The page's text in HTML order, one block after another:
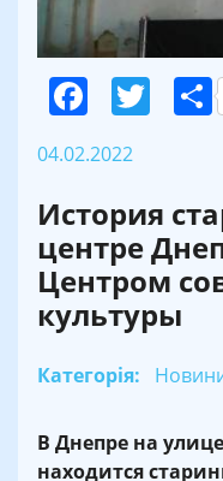
04.02.2022
История
центре
Центром
культуры
Категорія:
В Днепре на
находится